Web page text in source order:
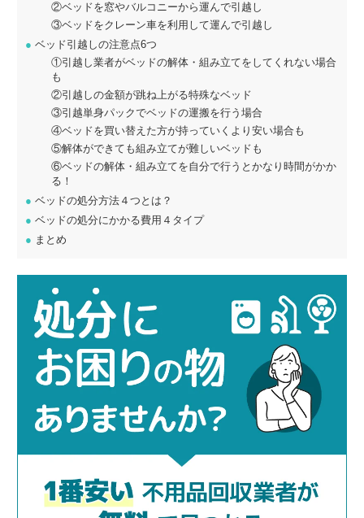
②ベッドを窓やバルコニーから運んで引越し
③ベッドをクレーン車を利用して運んで引越し
● ベッド引越しの注意点6つ
①引越し業者がベッドの解体・組み立てをしてくれない場合
も
②引越しの金額が跳ね上がる特殊なベッド
③引越単身パックでベッドの運搬を行う場合
④ベッドを買い替えた方が持っていくより安い場合も
⑤解体ができても組み立てが難しいベッドも
⑥ベッドの解体・組み立てを自分で行うとかなり時間がかか
る！
● ベッドの処分方法４つとは？
● ベッドの処分にかかる費用４タイプ
● まとめ